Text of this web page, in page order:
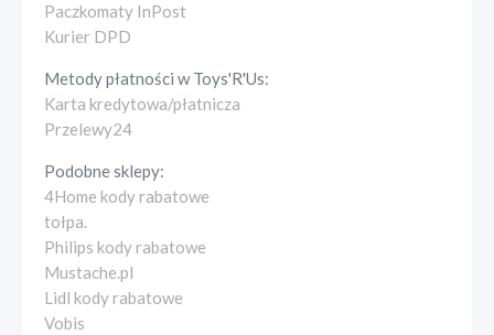
Paczkomaty InPost
Kurier DPD
Metody płatności wToys'R'Us:
Karta kredytowa/płatnicza
Przelewy24
Podobne sklepy:
4Home kody rabatowe
tołpa.
Philips kody rabatowe
Mustache.pl
Lidl kody rabatowe
Vobis